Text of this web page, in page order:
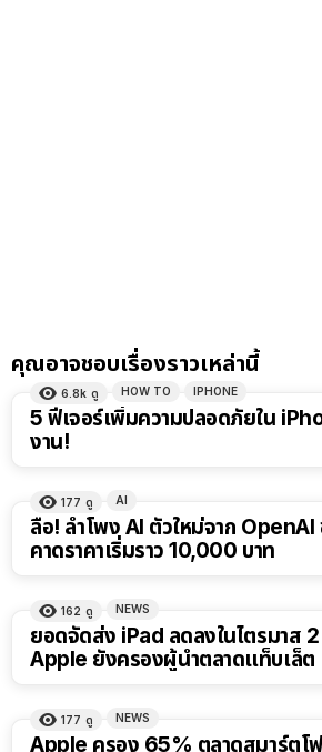
คุณอาจชอบเรื่องราวเหล่านี้
6.8k ดู HOW TO IPHONE
5 ฟีเจอร์เพิ่มความปลอดภัยใน
งาน!
177 ดู AI
ลือ! ลำโพง AI ตัวใหม่จาก OpenAI
คาดราคาเริ่มราว 10,000 บาท
162 ดู NEWS
ยอดจัดส่ง iPad ลดลงในไตรมาส
Apple ยังครองผู้นำตลาดแท็บเล็ต
177 ดู NEWS
Apple ครอง 65% ตลาดสมาร์ตโ